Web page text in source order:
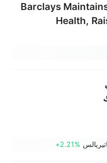
Barclays
Health,
+2.21%